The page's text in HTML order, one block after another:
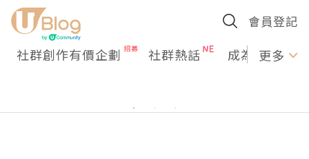
會員登記
社群創作有價企劃 社群熱話 成為U更多